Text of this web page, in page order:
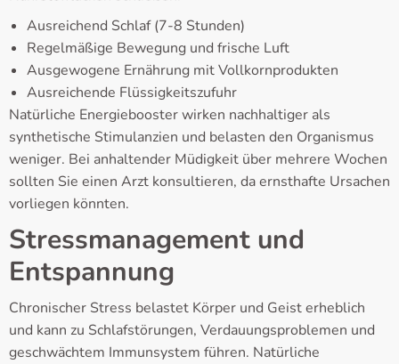
Ausreichend Schlaf (7-8 Stunden)
Regelmäßige Bewegung und frische Luft
Ausgewogene Ernährung mit Vollkornprodukten
Ausreichende Flüssigkeitszufuhr
Natürliche Energiebooster wirken nachhaltiger als
synthetische Stimulanzien und belasten den Organismus
weniger. Bei anhaltender Müdigkeit über mehrere Wochen
sollten Sie einen Arzt konsultieren, da ernsthafte Ursachen
vorliegen könnten.
Stressmanagement und
Entspannung
Chronischer Stress belastet Körper und Geist erheblich
und kann zu Schlafstörungen, Verdauungsproblemen und
geschwächtem Immunsystem führen. Natürliche